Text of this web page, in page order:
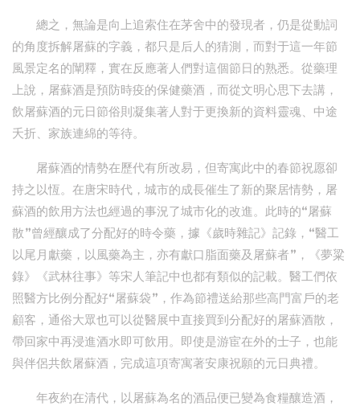
總之，無論是向上追索住在茅舍中的發現者，仍是從動詞
的角度拆解屠蘇的字義，都只是后人的猜測，而對于這一年節
風景定名的闡釋，實在反應著人們對這個節日的熟悉。從藥理
上說，屠蘇酒是預防時疫的保健藥酒，而從文明心思下去講，
飲屠蘇酒的元日節俗則凝集著人對于更換新的資料靈魂、中途
夭折、家族連綿的等待。
屠蘇酒的情勢在歷代有所改易，但寄寓此中的春節祝愿卻
持之以恆。在唐宋時代，城市的成長催生了新的聚居情勢，屠
蘇酒的飲用方法也經過的事況了城市化的改進。此時的“屠蘇
散”曾經釀成了分配好的時令藥，據《歲時雜記》記錄，“醫工
以尾月獻藥，以風藥為主，亦有獻口脂面藥及屠蘇者”，《夢粱
錄》《武林往事》等宋人筆記中也都有類似的記載。醫工們依
照醫方比例分配好“屠蘇袋”，作為節禮送給那些高門富戶的老
顧客，通俗大眾也可以從醫展中直接買到分配好的屠蘇酒散，
帶回家中再浸進酒水即可飲用。即使是游宦在外的士子，也能
與伴侶共飲屠蘇酒，完成這項寄寓著安康祝願的元日典禮。
年夜約在清代，以屠蘇為名的酒品便已變為食糧釀造酒，